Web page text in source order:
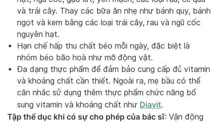
và trái cây. Thay các bữa ăn nhẹ như bánh quy, bánh
ngọt và kem bằng các loại trái cây, rau và ngũ cốc
nguyên hạt.
Hạn chế hấp thu chất béo mỗi ngày, đặc biệt là
nhóm béo bão hoà như mỡ động vật.
Đa dạng thực phẩm để đảm bảo cung cấp đủ vitamin
và khoáng chất cần thiết. Ngoài ra, mẹ bầu có thể
cân nhắc sử dụng thêm thực phẩm chức năng bổ
sung vitamin và khoáng chất như Diavit.
Tập thể dục khi có sự cho phép của bác sĩ: Vận động